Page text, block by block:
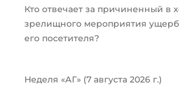
Кто отвечает за причиненный в
зрелищного мероприятия
его посетителя?
Неделя «АГ» (7 августа 2026 г.)